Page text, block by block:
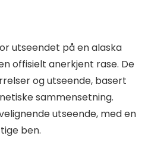
utseendet på en alaska
offisielt anerkjent rase. De
og utseende, basert
sammensetning.
utseende, med en
ben.